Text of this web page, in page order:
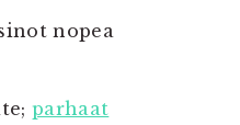
nopea
parhaat